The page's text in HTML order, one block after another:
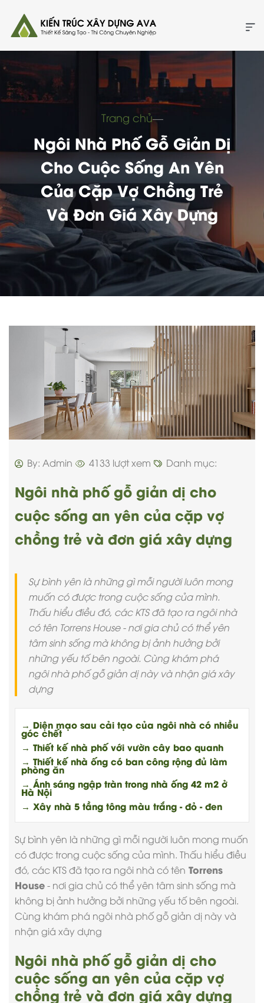
Trang chủ―
Ngôi Nhà Phố Gỗ Giản Dị
Cho Cuộc Sống An Yên
Của Cặp Vợ Chồng Trẻ
Và Đơn Giá Xây Dựng
By: Admin 4133 lượt xem Danh mục:
Ngôi nhà phố gỗ giản dị cho
cuộc sống an yên của cặp vợ
chồng trẻ và đơn giá xây dựng
Sự bình yên là những gì mỗi người luôn mong
muốn có được trong cuộc sống của mình.
Thấu hiểu điều đó, các KTS đã tạo ra ngôi nhà
có tên Torrens House - nơi gia chủ có thể yên
tâm sinh sống mà không bị ảnh hưởng bởi
những yếu tố bên ngoài. Cùng khám phá
ngôi nhà phố gỗ giản dị này và nhận giá xây
dựng
→ Diện mạo sau cải tạo của ngôi nhà có nhiều
góc chết
→ Thiết kế nhà phố với vườn cây bao quanh
→ Thiết kế nhà ống có ban công rộng đủ làm
phòng ăn
→ Ánh sáng ngập tràn trong nhà ống 42 m2 ở
Hà Nội
→ Xây nhà 5 tầng tông màu trắng - đỏ - đen
Sự bình yên là những gì mỗi người luôn mong muốn
có được trong cuộc sống của mình. Thấu hiểu điều
đó, các KTS đã tạo ra ngôi nhà có tên Torrens
House- nơi gia chủ có thể yên tâm sinh sống mà
không bị ảnh hưởng bởi những yếu tố bên ngoài.
Cùng khám phá ngôi nhà phố gỗ giản dị này và
nhận giá xây dựng
Ngôi nhà phố gỗ giản dị cho
cuộc sống an yên của cặp vợ
chồng trẻ và đơn giá xây dựng